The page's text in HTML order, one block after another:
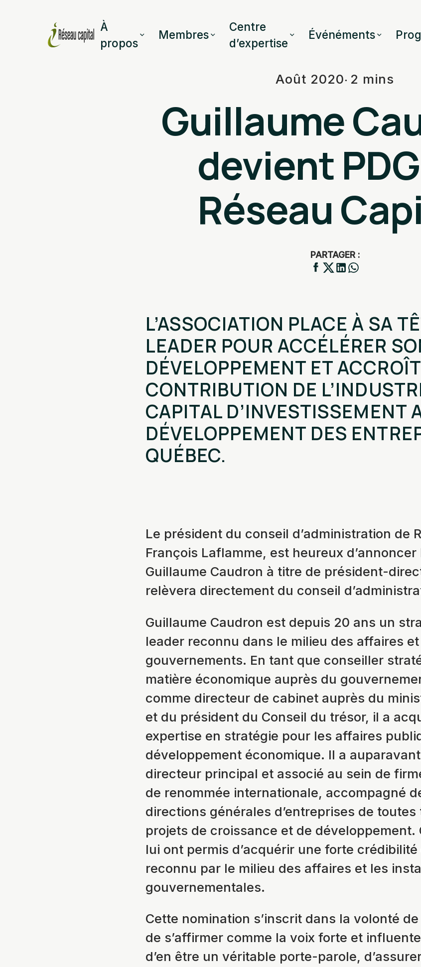
À
propos
Membres
Centre
d’expertise
Événéments
Août 2020 2 mins
Guillaume
devient
Réseau
PARTAGER :
L’ASSOCIATION PLACE À SA
LEADER POUR ACCÉLÉRER
DÉVELOPPEMENT ET
CONTRIBUTION DE
CAPITAL D’INVESTISSEMENT
DÉVELOPPEMENT DES
QUÉBEC.
Le président du conseil d’administration de
François Laflamme, est heureux
Guillaume Caudron à titre de président-
relèvera directement du conseil
Guillaume Caudron est depuis 20 ans un
leader reconnu dans le milieu des affaires
gouvernements. En tant que conseiller
matière économique auprès du
comme directeur de cabinet auprès du
et du président du Conseil du trésor, il a
expertise en stratégie pour les affaires
développement économique. Il a
directeur principal et associé au sein de
de renommée internationale, accompagné
directions générales d’entreprises de
projets de croissance et de développement.
lui ont permis d’acquérir une forte
reconnu par le milieu des affaires et les
gouvernementales.
Cette nomination s’inscrit dans la volonté
de s’affirmer comme la voix forte et
d’en être un véritable porte-parole,